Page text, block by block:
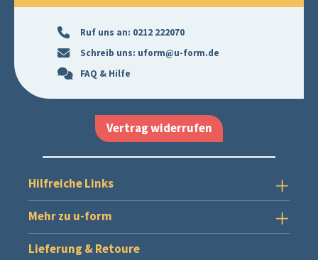
Ruf uns an: 0212 222070
Schreib uns: uform@u-form.de
FAQ & Hilfe
Vertrag widerrufen
Hilfreiche Links
Mehr zu u-form
Lieferung & Retoure